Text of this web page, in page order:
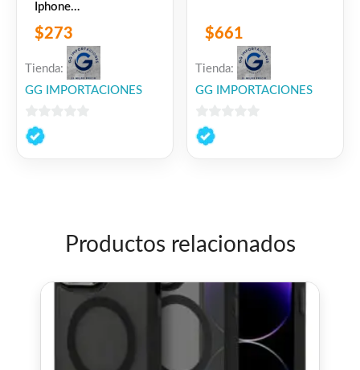
Iphone
11/12/13/14/15
Rosa Iphone 13
Diseño Olas Para
Iphone
$273
Tienda:
GG IMPORTACIONES
0
de
$661
Tienda:
GG IMPORTACIONES
0
de
Productos relacionados